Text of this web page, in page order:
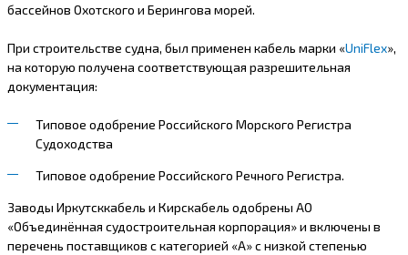
бассейнов Охотского и Берингова морей.
При строительстве судна, был применен кабель марки «UniFlex»,
на которую получена соответствующая разрешительная
документация:
Типовое одобрение Российского Морского Регистра
Судоходства
Типовое одобрение Российского Речного Регистра.
Заводы Иркутсккабель и Кирскабель одобрены АО
«Объединённая судостроительная корпорация» и включены в
перечень поставщиков с категорией «А» с низкой степенью